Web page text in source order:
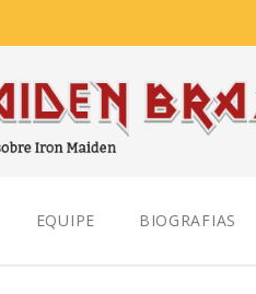
EQUIPE BIOGRAFIAS